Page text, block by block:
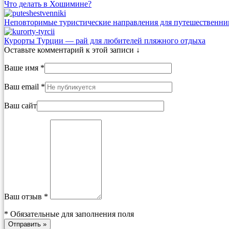
Что делать в Хошимине?
Неповторимые туристические направления для
Курорты Турции — рай для любителей пляжного отдыха
Оставьте комментарий к этой записи ↓
Ваше имя *
Ваш email *
Ваш сайт
Ваш отзыв *
* Обязательные для заполнения поля